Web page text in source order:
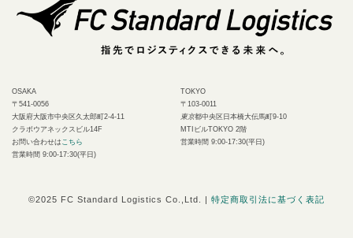
OSAKA
〒541-0056
大阪府大阪市中央区久太郎町2-4-11
クラボウアネックスビル14F
お問い合わせは こちら
営業時間 9:00-17:30(平日)
TOKYO
〒103-0011
東京都中央区日本橋大伝馬町9-10
MTIビルTOKYO 2階
営業時間 9:00-17:30(平日)
©︎2025 FC Standard Logistics Co.,Ltd. | 特定商取引法に基づく表記